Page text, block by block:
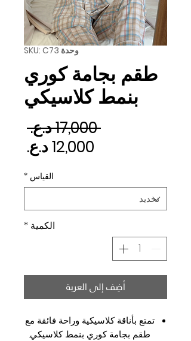
وحدة SKU: C73
طقم بجامة كوري
بنمط كلاسيكي
‏17,000 د.ع.‏
القياس *
الكمية *
أضِف إلى العربة
تمتع بأناقة كلاسيكية وراحة فائقة مع
طقم بجامة كوري بنمط كلاسيكي.